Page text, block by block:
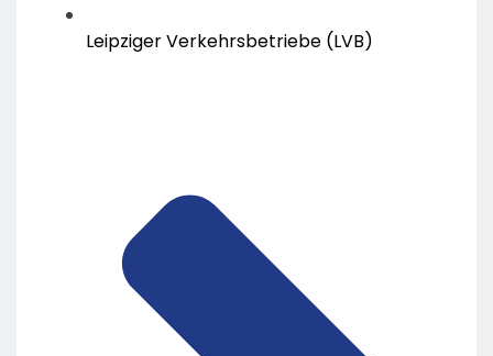
Leipziger Verkehrsbetriebe (LVB)